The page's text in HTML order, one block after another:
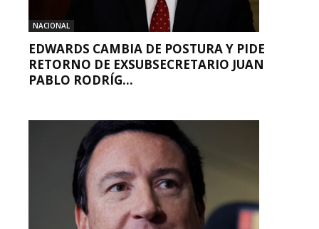
NACIONAL
EDWARDS CAMBIA DE POSTURA Y PIDE
RETORNO DE EXSUBSECRETARIO JUAN
PABLO RODRÍG...